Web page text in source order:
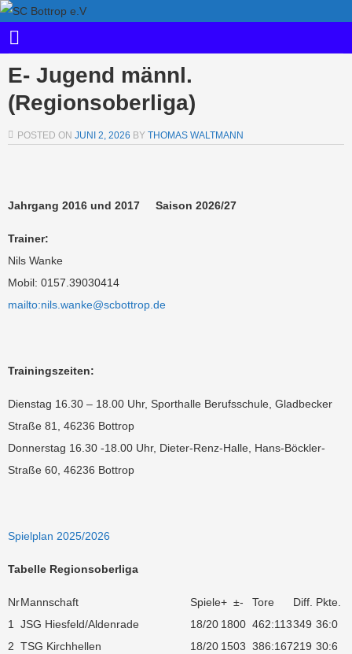
E- Jugend männl.
(Regionsoberliga)
POSTED ON JUNI 2, 2026 BY THOMAS WALTMANN
Jahrgang 2016 und 2017 Saison 2026/27
Trainer:
Nils Wanke
Mobil: 0157.39030414
mailto:nils.wanke@scbottrop.de
Trainingszeiten:
Dienstag 16.30 – 18.00 Uhr, Sporthalle Berufsschule, Gladbecker
Straße 81, 46236 Bottrop
Donnerstag 16.30 -18.00 Uhr, Dieter-Renz-Halle, Hans-Böckler-
Straße 60, 46236 Bottrop
Spielplan 2025/2026
Tabelle Regionsoberliga
NrMannschaft Spiele+ ±- Tore Diff. Pkte.
1
JSG Hiesfeld/Aldenrade 18/20 1800 462:113349 36:0
2 TSG Kirchhellen 18/20 1503 386:167219 30:6